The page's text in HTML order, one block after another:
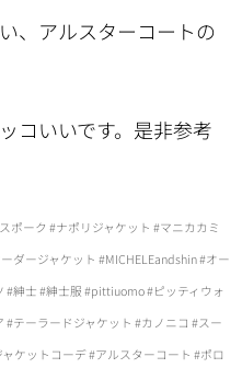
、アルスターコートの
コいいです。是非参考
ポーク #ナポリジャケット #マニカカミ
ダージャケット #MICHELEandshin #オー
#紳士 #紳士服 #pittiuomo #ピッティウォ
テーラードジャケット #カノニコ #スー
ケットコーデ #アルスターコート #ポロ